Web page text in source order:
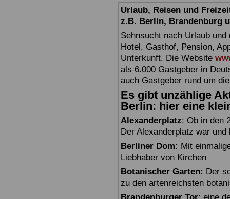
Urlaub, Reisen und
z.B. Berlin, Brandenburg
Sehnsucht nach Urlaub
Hotel, Gasthof, Pension,
Unterkunft. Die Website
als 6.000 Gastgeber in
auch Gastgeber rund um
Es gibt unzählige
Berlin: hier eine
Alexanderplatz: Ob in den
Der Alexanderplatz war
Berliner Dom: Mit
Liebhaber von Kirchen
Botanischer Garten: Der
zu den artenreichsten